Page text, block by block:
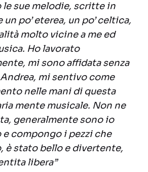
le sue melodie, scritte in
un po’ eterea, un po’ celtica,
molto vicine a me ed
Ho lavorato
mi sono affidata senza
mi sentivo come
nelle mani di questa
mente musicale. Non ne
generalmente sono io
e compongo i pezzi che
è stato bello e divertente,
libera”